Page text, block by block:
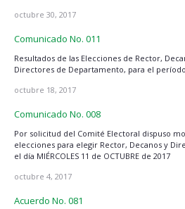
octubre 30, 2017
Comunicado No. 011
Resultados de las Elecciones de Rector,
Directores de Departamento, para el
octubre 18, 2017
Comunicado No. 008
Por solicitud del Comité Electoral dispuso
elecciones para elegir Rector, Decanos y
el día MIÉRCOLES 11 de OCTUBRE de 2017
octubre 4, 2017
Acuerdo No. 081